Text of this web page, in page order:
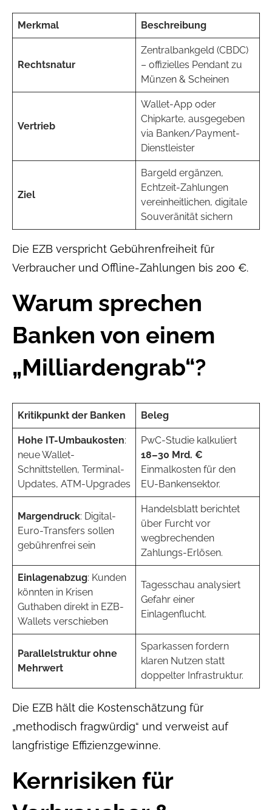
Merkmal Beschreibung
Rechtsnatur
Zentralbankgeld (CBDC)
– offizielles Pendant zu
Münzen & Scheinen
Vertrieb
Wallet-App oder
Chipkarte, ausgegeben
via Banken/Payment-
Dienstleister
Ziel
Bargeld ergänzen,
Echtzeit-Zahlungen
vereinheitlichen, digitale
Souveränität sichern
Die EZB verspricht Gebührenfreiheit für
Verbraucher und Offline-Zahlungen bis 200 €.
Warum sprechen
Banken von einem
„Milliardengrab“?
Kritikpunkt der Banken Beleg
Hohe IT-Umbaukosten:
neue Wallet-
Schnittstellen, Terminal-
Updates, ATM-Upgrades
PwC-Studie kalkuliert
18–30 Mrd. €
Einmalkosten für den
EU-Bankensektor.
Margen­druck: Digital-
Euro-Transfers sollen
gebührenfrei sein
Handelsblatt berichtet
über Furcht vor
wegbrechenden
Zahlungs-Erlösen.
Einlagen­abzug: Kunden
könnten in Krisen
Guthaben direkt in EZB-
Wallets verschieben
Tagesschau analysiert
Gefahr einer
Einlagenflucht.
Parallel­struktur ohne
Mehrwert
Sparkassen fordern
klaren Nutzen statt
doppelter Infrastruktur.
Die EZB hält die Kostenschätzung für
„methodisch fragwürdig“ und verweist auf
langfristige Effizienz­gewinne.
Kernrisiken für